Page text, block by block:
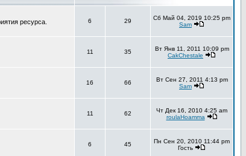
ресурса. 6 29
Сб Май 04, 2019 10:25 pm
Sam
11 35
Вт Янв 11, 2011 10:09 pm
CakChestale
16 66
Вт Сен 27, 2011 4:13 pm
Sam
11 62
Чт Дек 16, 2010 4:25 am
roulaHoamma
6 45
Пн Сен 20, 2010 11:44 pm
Гость